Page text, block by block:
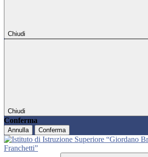
Chiudi
Chiudi
Conferma
Annulla Conferma